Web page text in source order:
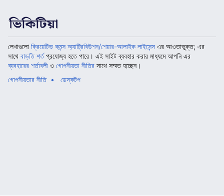
লেখাগুলো ক্রিয়েটিভ কমন্স অ্যাট্রিবিউশন/শেয়ার-আলাইক লাইসেন্স এর আওতাভুক্ত; এর
সাথে বাড়তি শর্তপ্রযোজ্য হতে পারে। এই সাইট ব্যবহার করার মাধ্যমে আপনি এর
ব্যবহারের শর্তাবলী ও গোপনীয়তা নীতির সাথে সম্মত হচ্ছেন।
গোপনীয়তার নীতি
ডেস্কটপ